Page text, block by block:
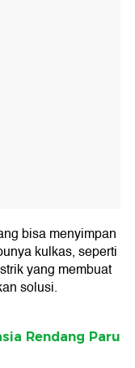
bisa menyimpan
kulkas, seperti
yang membuat
solusi.
Rendang Paru